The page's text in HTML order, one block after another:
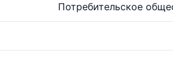
Потребительское